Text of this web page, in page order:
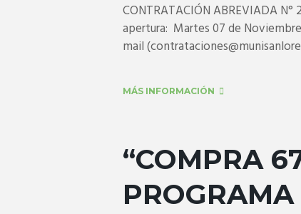
CONTRATACIÓN ABREVIADA
apertura: Martes 07 de
mail
MÁS INFORMACIÓN
“COMPRA